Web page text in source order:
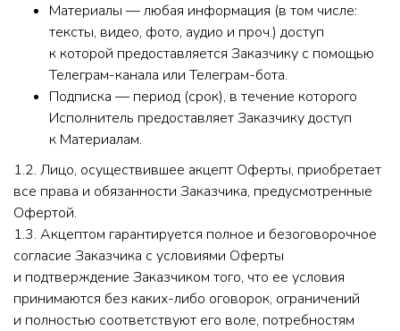
Материалы — любая информация (в том числе:
тексты, видео, фото, аудио и проч.) доступ
к которой предоставляется Заказчику с помощью
Телеграм-канала или Телеграм-бота.
Подписка — период (срок), в течение которого
Исполнитель предоставляет Заказчику доступ
к Материалам.
1.2. Лицо, осуществившее акцепт Оферты, приобретает
все права и обязанности Заказчика, предусмотренные
Офертой.
1.3. Акцептом гарантируется полное и безоговорочное
согласие Заказчика с условиями Оферты
и подтверждение Заказчиком того, что ее условия
принимаются без каких-либо оговорок, ограничений
и полностью соответствуют его воле, потребностям